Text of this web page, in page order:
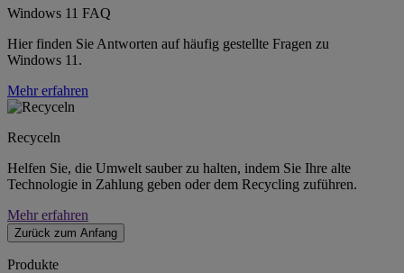
Windows 11 FAQ
Hier finden Sie Antworten auf häufig gestellte Fragen zu
Windows 11.
Mehr erfahren
Recyceln
Helfen Sie, die Umwelt sauber zu halten, indem Sie Ihre alte
Technologie in Zahlung geben oder dem Recycling zuführen.
Mehr erfahren
Zurück zum Anfang
Produkte